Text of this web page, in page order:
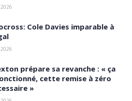
Cole Davies imparable à
prépare sa revanche : « ça
cette remise à zéro
»